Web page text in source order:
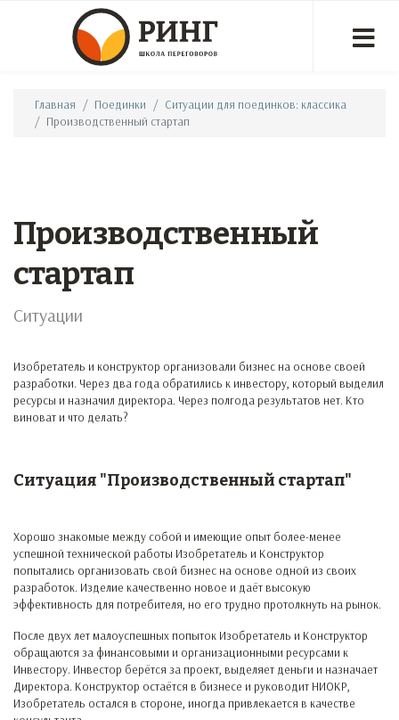
Главная Поединки
Ситуации для поединков: классика
Производственный стартап
Производственный
стартап
Ситуации
Изобретатель и конструктор организовали бизнес на основе своей
разработки. Через два года обратились к инвестору, который выделил
ресурсы и назначил директора. Через полгода результатов нет. Кто
виноват и что делать?
Ситуация "Производственный стартап"
Хорошо знакомые между собой и имеющие опыт более-менее
успешной технической работы Изобретатель и Конструктор
попытались организовать свой бизнес на основе одной из своих
разработок. Изделие качественно новое и даёт высокую
эффективность для потребителя, но его трудно протолкнуть на рынок.
После двух лет малоуспешных попыток Изобретатель и Конструктор
обращаются за финансовыми и организационными ресурсами к
Инвестору. Инвестор берётся за проект, выделяет деньги и назначает
Директора. Конструктор остаётся в бизнесе и руководит НИОКР,
Изобретатель остался в стороне, иногда привлекается в качестве